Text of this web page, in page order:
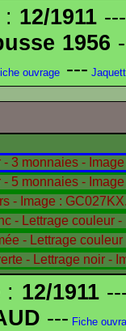
12/1911
1956
ouvrage ---
: 12/1911
--- Fiche